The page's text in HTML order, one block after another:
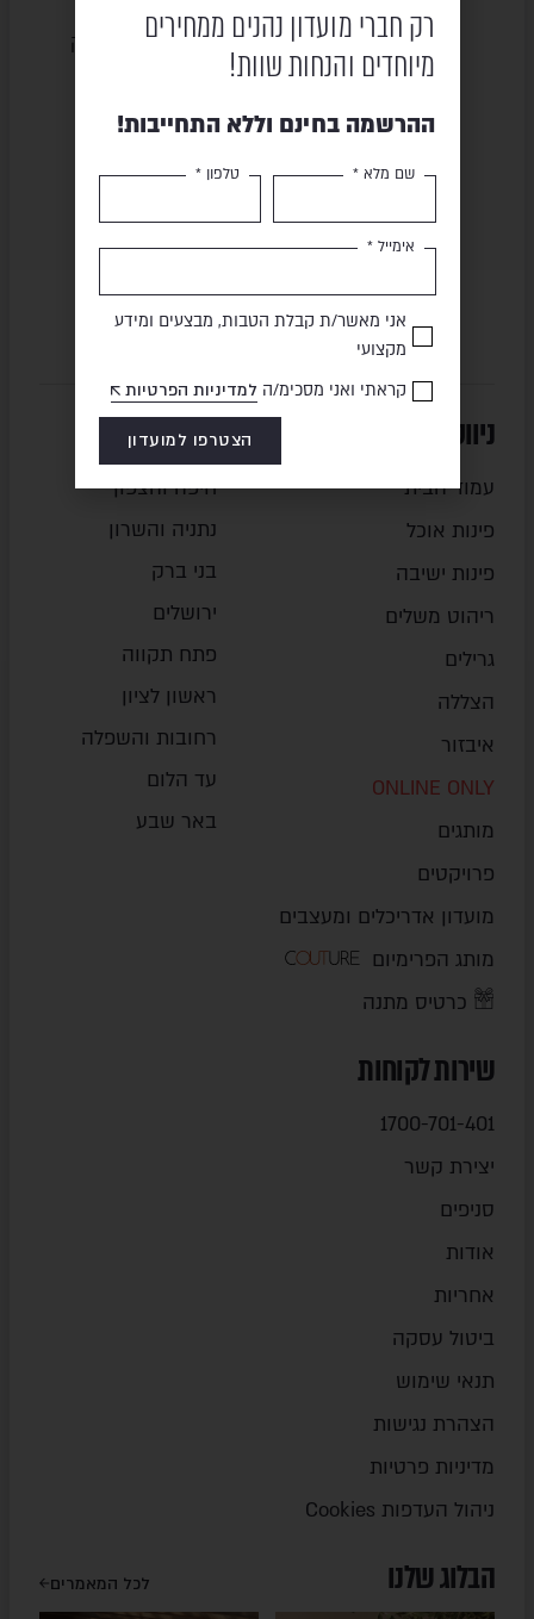
שירות ומקצועיות מוצרים באיכות גבוהה
ניווט מהיר
עמוד הבית
פינות אוכל
פינות ישיבה
ריהוט משלים
גרילים
הצללה
איבזור
ONLINE ONLY
מותגים
פרויקטים
מועדון אדריכלים ומעצבים
מותג הפרימיום
כרטיס מתנה
סניפים
חיפה והצפון
נתניה והשרון
בני ברק
ירושלים
פתח תקווה
ראשון לציון
רחובות והשפלה
עד הלום
באר שבע
שירות לקוחות
1700-701-401
יצירת קשר
סניפים
אודות
אחריות
ביטול עסקה
תנאי שימוש
הצהרת נגישות
מדיניות פרטיות
ניהול העדפות Cookies
הבלוג שלנו לכל המאמרים
רק חברי מועדון נהנים ממחירים
מיוחדים והנחות שוות!
ההרשמה בחינם וללא התחייבות!
שם מלא * טלפון *
אימייל *
אני מאשר/ת קבלת הטבות, מבצעים ומידע
מקצועי
קראתי ואני מסכימ/הלמדיניות הפרטיות
הצטרפו למועדון